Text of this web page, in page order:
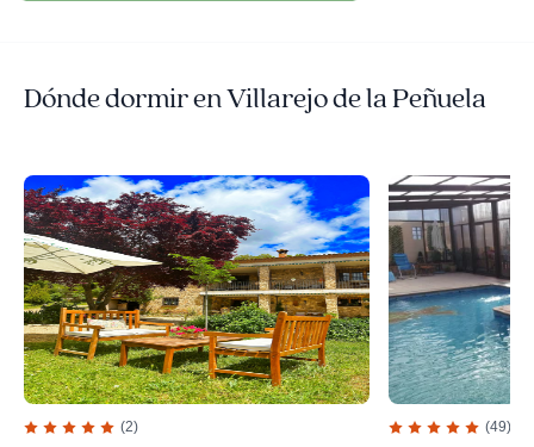
Dónde dormir en Villarejo de la Peñuela
(2) (49)